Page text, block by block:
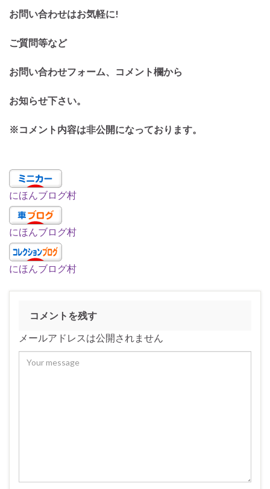
お問い合わせはお気軽に!
ご質問等など
お問い合わせフォーム、コメント欄から
お知らせ下さい。
※コメント内容は非公開になっております。
にほんブログ村
にほんブログ村
にほんブログ村
コメントを残す
メールアドレスは公開されません